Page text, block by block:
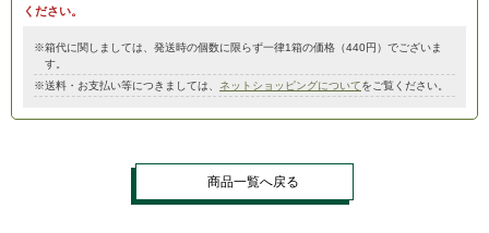
ください。
※箱代に関しましては、発送時の個数に限らず一律1箱の価格（440円）でございま
す。
※送料・お支払い等につきましては、 ネットショッピングについてをご覧ください。
商品一覧へ戻る